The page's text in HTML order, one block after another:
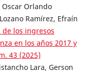
Orlando
Ramírez, Efraín
los ingresos
en los años 2017 y
43 (2025)
Lara, Gerson